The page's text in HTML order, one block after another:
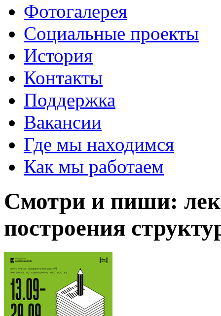
Фотогалерея
Социальные проекты
История
Контакты
Поддержка
Вакансии
Где мы находимся
Как мы работаем
Смотри и пиши:
построения